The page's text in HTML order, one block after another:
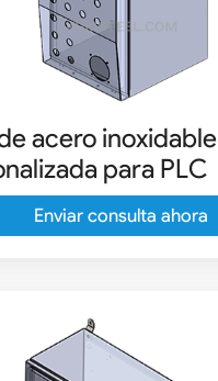
acero inoxidable
para PLC
Enviar consulta ahora